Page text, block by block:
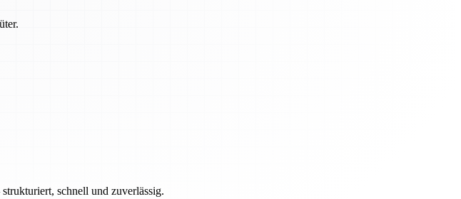
schnell und zuverlässig.